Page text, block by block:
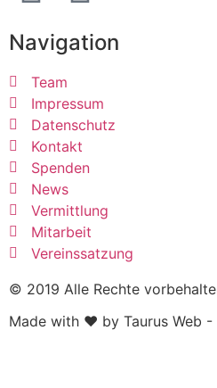
Navigation
Team
Impressum
Datenschutz
Kontakt
Spenden
News
Vermittlung
Mitarbeit
Vereinssatzung
© 2019 Alle Rechte
Made with ❤ by Taurus Web -